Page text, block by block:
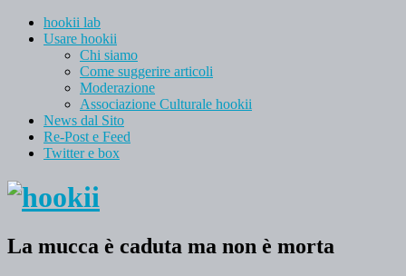
hookii lab
Usare hookii
Chi siamo
Come suggerire articoli
Moderazione
Associazione Culturale hookii
News dal Sito
Re-Post e Feed
Twitter e box
La mucca è caduta ma non è morta